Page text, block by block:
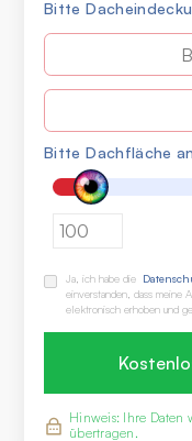
Bitte
Bitte Dachfläche
Ja, ich habe die
einverstanden, dass meine
elektronisch erhoben und
Hinweis: Ihre Daten
übertragen.